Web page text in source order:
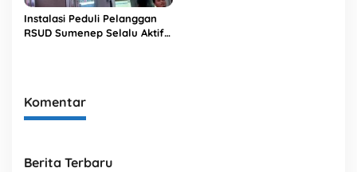
Instalasi Peduli Pelanggan
RSUD Sumenep Selalu Aktif
Komentar
Berita Terbaru